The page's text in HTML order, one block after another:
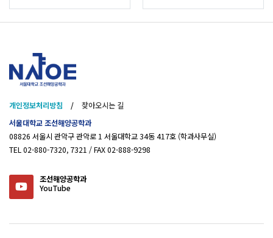
개인정보처리방침 /
찾아오시는 길
서울대학교 조선해양공학과
08826 서울시 관악구 관악로 1 서울대학교 34동 417호 (학과사무실)
TEL 02-880-7320, 7321 / FAX 02-888-9298
조선해양공학과
YouTube